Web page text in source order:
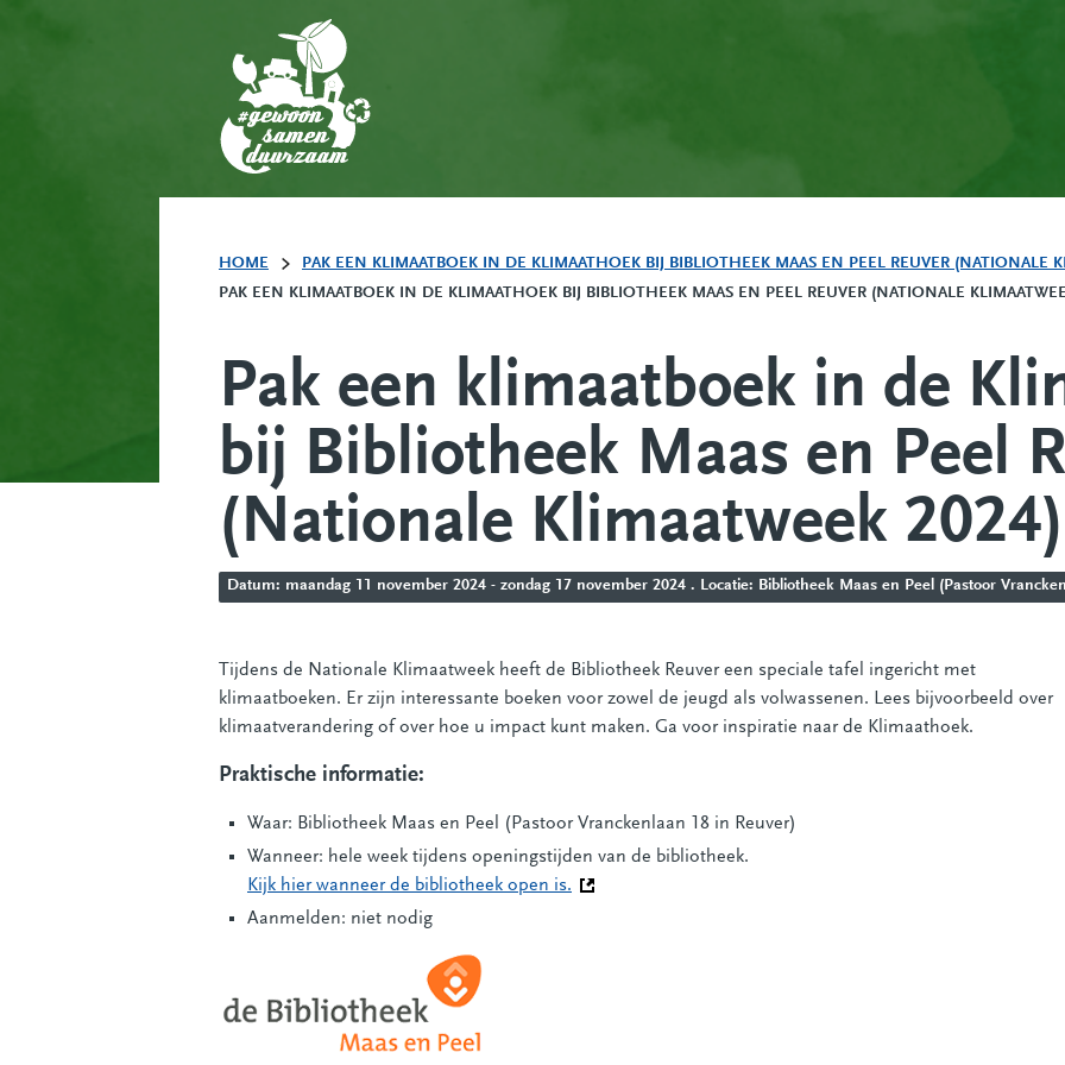
HOME
PAK EEN KLIMAATBOEK IN DE KLIMAATHOEK BIJ BIBLIOTHEEK MAAS EN PEEL REUVER (NATIONALE
PAK EEN KLIMAATBOEK IN DE KLIMAATHOEK BIJ BIBLIOTHEEK MAAS EN PEEL REUVER (NATIONALE
Pak een klimaatboek in de
bij Bibliotheek Maas en Peel
(Nationale Klimaatweek 2024)
Datum: maandag 11 november 2024 - zondag 17 november 2024 . Locatie: Bibliotheek Maas en Peel (Pastoor
Tijdens de Nationale Klimaatweek heeft de Bibliotheek Reuver een speciale tafel ingericht met
klimaatboeken. Er zijn interessante boeken voor zowel de jeugd als volwassenen. Lees bijvoorbeeld over
klimaatverandering of over hoe u impact kunt maken. Ga voor inspiratie naar de Klimaathoek.
Praktische informatie:
Waar: Bibliotheek Maas en Peel (Pastoor Vranckenlaan 18 in Reuver)
Wanneer: hele week tijdens openingstijden van de bibliotheek.
Kijk hier wanneer de bibliotheek open is. (Deze link gaat naar een andere website)
Aanmelden: niet nodig